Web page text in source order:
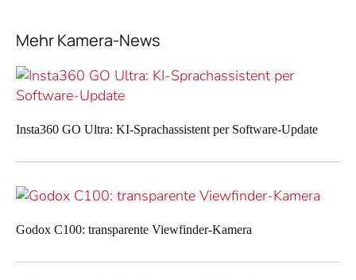
Mehr Kamera-News
Insta360 GO Ultra: KI-Sprachassistent per Software-Update
Godox C100: transparente Viewfinder-Kamera